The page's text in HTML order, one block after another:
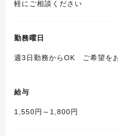
軽にご相談ください
勤務曜日
週3日勤務からOK ご希望を
給与
1,550円～1,800円